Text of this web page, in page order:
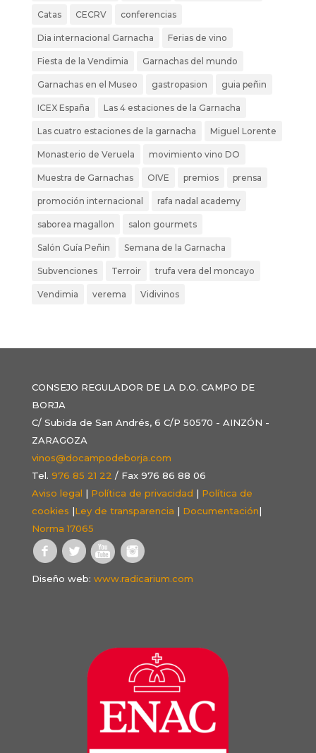
Catas CECRV conferencias
Dia internacional Garnacha Ferias de vino
Fiesta de la Vendimia Garnachas del mundo
Garnachas en el Museo gastropasion guia peñin
ICEX España Las 4 estaciones de la Garnacha
Las cuatro estaciones de la garnacha Miguel Lorente
Monasterio de Veruela movimiento vino DO
Muestra de Garnachas OIVE premios prensa
promoción internacional rafa nadal academy
saborea magallon salon gourmets
Salón Guía Peñin Semana de la Garnacha
Subvenciones Terroir trufa vera del moncayo
Vendimia verema Vidivinos
CONSEJO REGULADOR DE LA D.O. CAMPO DE
BORJA
C/ Subida de San Andrés, 6 C/P 50570 - AINZÓN -
ZARAGOZA
vinos@docampodeborja.com
Tel. 976 85 21 22 / Fax 976 86 88 06
Aviso legal | Política de privacidad | Política de
cookies |Ley de transparencia | Documentación|
Norma 17065
Diseño web: www.radicarium.com